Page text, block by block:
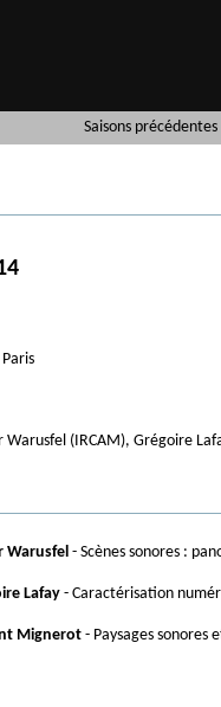
Saisons précédentes
(IRCAM), Grégoire
Warusfel - Scènes sonores :
Lafay- Caractérisation
Mignerot- Paysages sonores